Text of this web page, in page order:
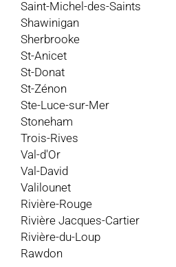
Saint-Michel-des-Saints
Shawinigan
Sherbrooke
St-Anicet
St-Donat
St-Zénon
Ste-Luce-sur-Mer
Stoneham
Trois-Rives
Val-d'Or
Val-David
Valilounet
Rivière-Rouge
Rivière Jacques-Cartier
Rivière-du-Loup
Rawdon